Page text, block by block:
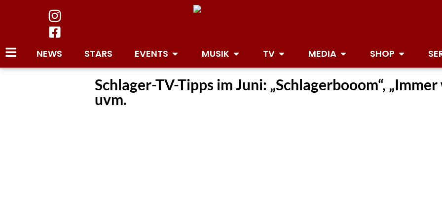
NEWS STARS EVENTS MUSIK TV MEDIA SHOP
Schlager-TV-Tipps im Juni: „Schlagerbooom“,
uvm.